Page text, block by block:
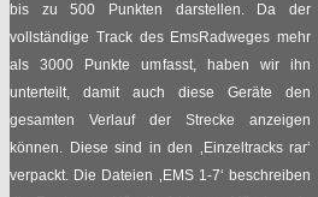
14.01
2017
Bahn versteigert
vergessene Fahrräder
vonRadpilot | Views6902
04.12
Es weihnachtet viel im
bis zu 500 Punkten darstellen. Da der
vollständige Track des EmsRadweges mehr
als 3000 Punkte umfasst, haben wir ihn
unterteilt, damit auch diese Geräte den
gesamten Verlauf der Strecke anzeigen
können. Diese sind in den ‚Einzeltracks rar‘
verpackt. Die Dateien ‚EMS 1-7‘ beschreiben